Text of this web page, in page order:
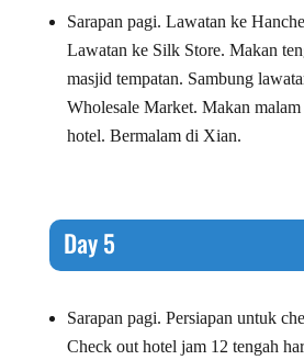
Sarapan pagi. Lawatan ke
Lawatan ke Silk Store. Makan
masjid tempatan. Sambung
Wholesale Market. Makan
hotel. Bermalam di Xian.
Day 5
Sarapan pagi. Persiapan untuk
Check out hotel jam 12 tengah